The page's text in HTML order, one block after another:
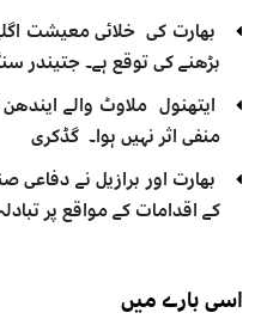
بڑھنے کی توقع ہے۔ جتیندر
ایتھنول ملاوٹ والے
منفی اثر نہیں ہوا۔ گڈکری
بھارت اور برازیل نے
کے اقدامات کے مواقع پر
اسیبارے میں